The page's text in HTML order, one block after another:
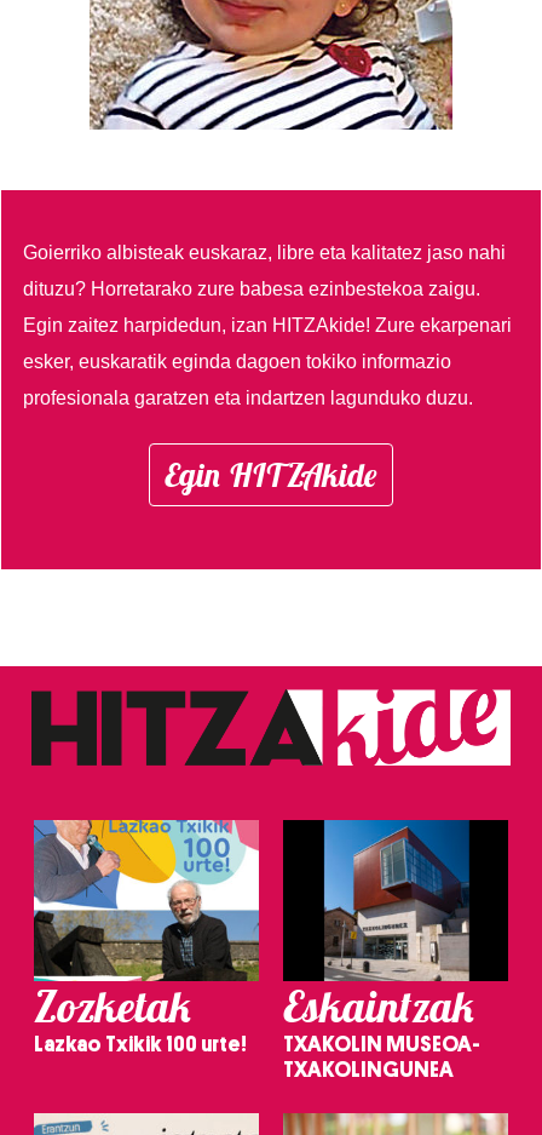
Goierriko albisteak euskaraz, libre eta kalitatez jaso nahi
dituzu? Horretarako zure babesa ezinbestekoa zaigu.
Egin zaitez harpidedun, izan HITZAkide!Zure ekarpenari
esker, euskaratik eginda dagoen tokiko informazio
profesionala garatzen eta indartzen lagunduko duzu.
Egin HITZAkide
Zozketak
Lazkao Txikik 100 urte!
Eskaintzak
TXAKOLIN MUSEOA-
TXAKOLINGUNEA